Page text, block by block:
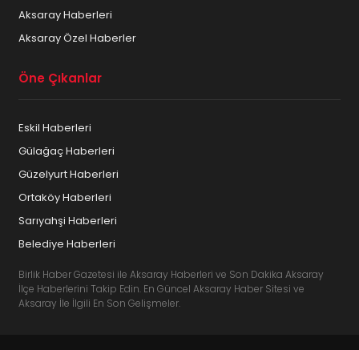
Aksaray Haberleri
Aksaray Özel Haberler
Öne Çıkanlar
Eskil Haberleri
Gülağaç Haberleri
Güzelyurt Haberleri
Ortaköy Haberleri
Sarıyahşi Haberleri
Belediye Haberleri
Birlik Haber Gazetesi ile Aksaray Haberleri ve Son Dakika Aksaray
İlçe Haberlerini Takip Edin. En Güncel Aksaray Haber Sitesi ve
Aksaray İle İlgili En Son Gelişmeler.